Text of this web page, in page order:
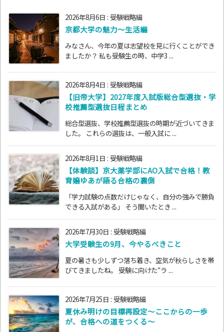
2026年8月6日 : 受験戦略編
京都大学の魅力～生活編
みなさん、今年の夏は志望校を見に行くことができ
ましたか？ 私も受験生の時、中学3 ...
2026年8月4日 : 受験戦略編
【旧帝大学】2027年度入試版総合型選抜・学
校推薦型選抜日程まとめ
総合型選抜、学校推薦型選抜の時期が近づいてきま
した。 これらの選抜は、一般入試に ...
2026年8月1日 : 受験戦略編
【体験談】京大薬学部にAO入試で合格！教
育嬢ゆあが語る合格の裏側
「学力試験の点数だけじゃなく、自分の強みで勝負
できる入試がある」 そう聞いたとき ...
2026年7月30日 : 受験戦略編
大学受験生の9月、今やるべきこと
夏の暑さも少しずつ落ち着き、空気が秋らしさを帯
びてきましたね。 受験に向けた“ラ ...
2026年7月25日 : 受験戦略編
夏休み明けの目標再設定〜ここからの一歩
が、合格への道をつくる〜